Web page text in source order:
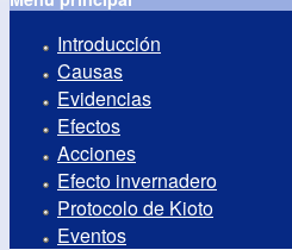
Introducción
Causas
Evidencias
Efectos
Acciones
Efecto invernadero
Protocolo de Kioto
Eventos